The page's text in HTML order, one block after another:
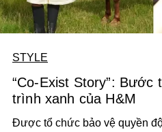
STYLE
“Co-Exist Story”: Bước
trình xanh của H&M
Được tổ chức bảo vệ quyền